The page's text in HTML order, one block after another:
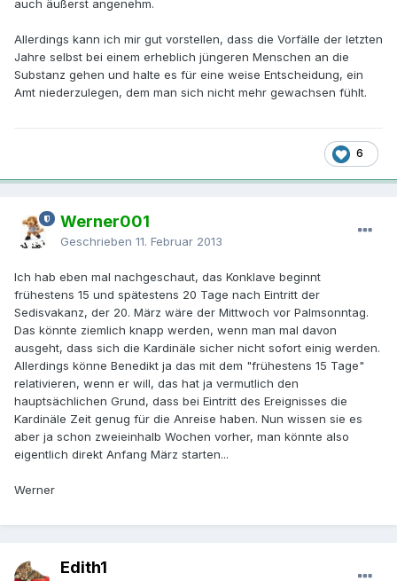
auch äußerst angenehm.
Allerdings kann ich mir gut vorstellen, dass die Vorfälle der letzten
Jahre selbst bei einem erheblich jüngeren Menschen an die
Substanz gehen und halte es für eine weise Entscheidung, ein
Amt niederzulegen, dem man sich nicht mehr gewachsen fühlt.
6
Werner001
Geschrieben 11. Februar 2013
Ich hab eben mal nachgeschaut, das Konklave beginnt
frühestens 15 und spätestens 20 Tage nach Eintritt der
Sedisvakanz, der 20. März wäre der Mittwoch vor Palmsonntag.
Das könnte ziemlich knapp werden, wenn man mal davon
ausgeht, dass sich die Kardinäle sicher nicht sofort einig werden.
Allerdings könne Benedikt ja das mit dem "frühestens 15 Tage"
relativieren, wenn er will, das hat ja vermutlich den
hauptsächlichen Grund, dass bei Eintritt des Ereignisses die
Kardinäle Zeit genug für die Anreise haben. Nun wissen sie es
aber ja schon zweieinhalb Wochen vorher, man könnte also
eigentlich direkt Anfang März starten...
Werner
Edith1